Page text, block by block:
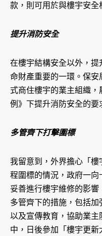
款，則可用於與樓宇安全
提升消防安全
在樓宇結構安全以外，
命財產重要的一環。保
式商住樓宇的業主組織
例》下提升消防安全的要
多管齊下打擊圍標
我留意到，外界擔心「
程圍標的情況，政府一
妥善進行樓宇維修的影
多管齊下的措施，包括加
以及宣傳教育，協助業
中，日後參加「樓宇更